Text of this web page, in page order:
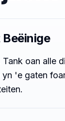
oan alle
'e gaten